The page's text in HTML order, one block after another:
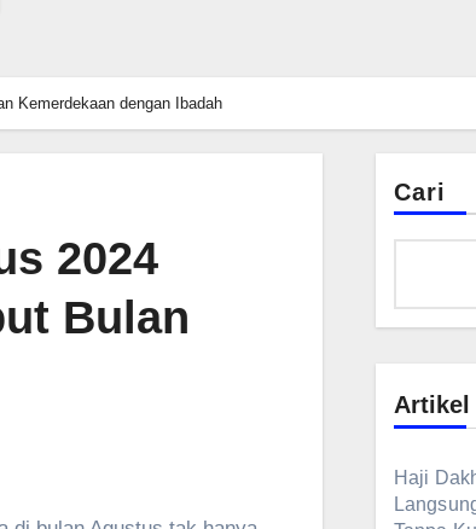
Kemerdekaan dengan Ibadah
2024
Bulan
Cari
Artikel
Haji